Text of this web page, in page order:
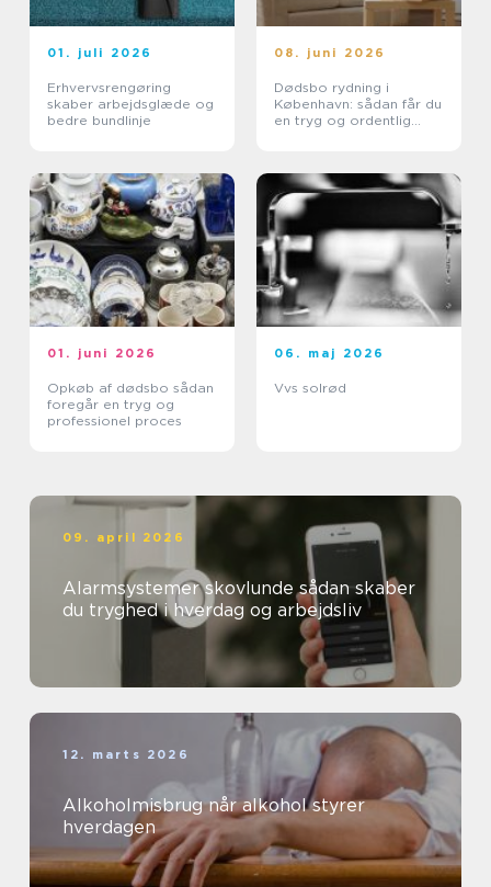
01. juli 2026
Erhvervsrengøring
skaber arbejdsglæde og
bedre bundlinje
08. juni 2026
Dødsbo rydning i
København: sådan får du
en tryg og ordentlig
01. juni 2026
Opkøb af dødsbo sådan
foregår en tryg og
professionel proces
06. maj 2026
Vvs solrød
09. april 2026
Alarmsystemer skovlunde sådan skaber
du tryghed i hverdag og arbejdsliv
12. marts 2026
Alkoholmisbrug når alkohol styrer
hverdagen